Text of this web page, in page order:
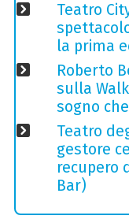
Teatro
la prima
Roberto
sulla
sogno
Teatro
gestore
recupero
Bar)